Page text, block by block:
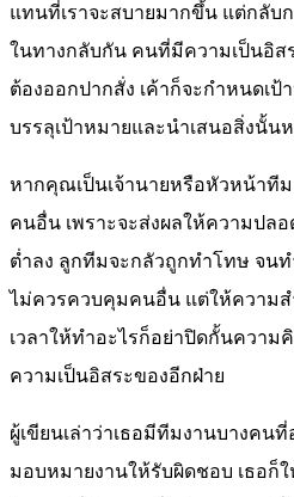
แทนที่เราจะสบายมากขึ้น แต่กลับ
ในทางกลับกัน คนที่มีความเป็นอิส
ต้องออกปากสั่ง เค้าก็จะกำหนดเป้
บรรลุเป้าหมายและนำเสนอสิ่งนั้น
หากคุณเป็นเจ้านายหรือหัวหน้าที
คนอื่น เพราะจะส่งผลให้ความปล
ต่ำลง ลูกทีมจะกลัวถูกทำโทษ จนท
ไม่ควรควบคุมคนอื่น แต่ให้ความ
เวลาให้ทำอะไรก็อย่าปิดกั้นความ
ความเป็นอิสระของอีกฝ่าย
ผู้เขียนเล่าว่าเธอมีทีมงานบางคนที่
มอบหมายงานให้รับผิดชอบ เธอก็